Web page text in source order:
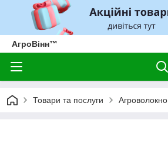
АгроВінн™
Товари та послуги Агроволокно